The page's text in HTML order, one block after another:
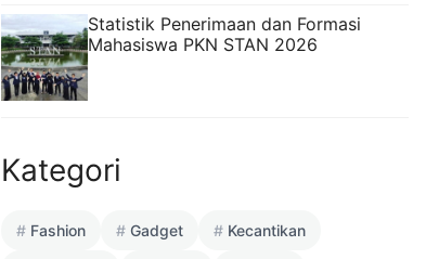
Statistik Penerimaan dan Formasi
Mahasiswa PKN STAN 2026
Kategori
Fashion Gadget Kecantikan